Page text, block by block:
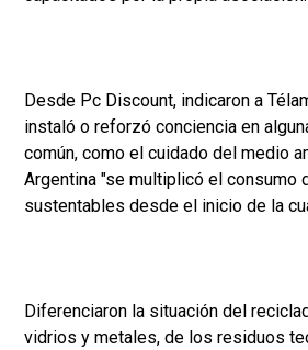
Desde Pc Discount, indicaron a
instaló o reforzó conciencia en
común, como el cuidado del medio
Argentina "se multiplicó el consumo
sustentables desde el inicio de la
Diferenciaron la situación del
vidrios y metales, de los residuos